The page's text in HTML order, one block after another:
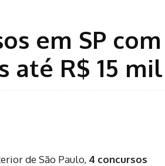
em SP com
até R$ 15 mil
de São Paulo, 4 concursos